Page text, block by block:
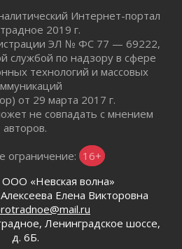
напомнили, как
клеща
новых почетных
области
«Дороги жизни»
передовую подготовку
Интернет-портал
2019 г.
ЭЛ № ФС 77 — 69222,
службой по надзору в сфере
технологий и массовых
от 29 марта 2017 г.
не совпадать с мнением
авторов.
ограничение: 16+
ООО «Невская волна»
Алексеева Елена Викторовна
Ленинградское шоссе,
д. 6Б.